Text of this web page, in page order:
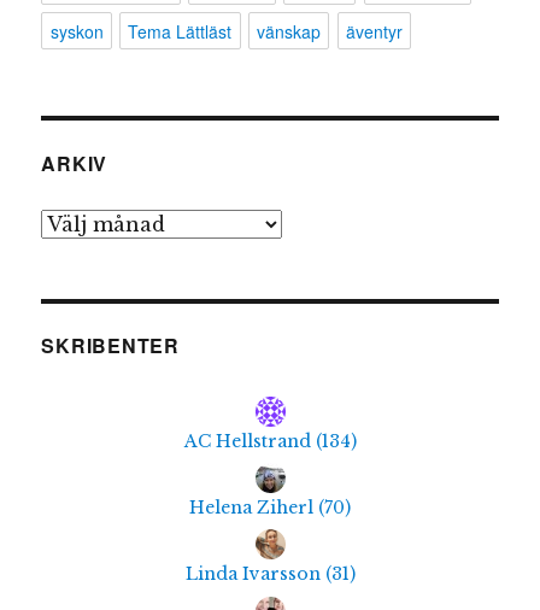
syskon
Tema Lättläst vänskap äventyr
ARKIV
Arkiv
SKRIBENTER
AC Hellstrand (134)
Helena Ziherl (70)
Linda Ivarsson (31)